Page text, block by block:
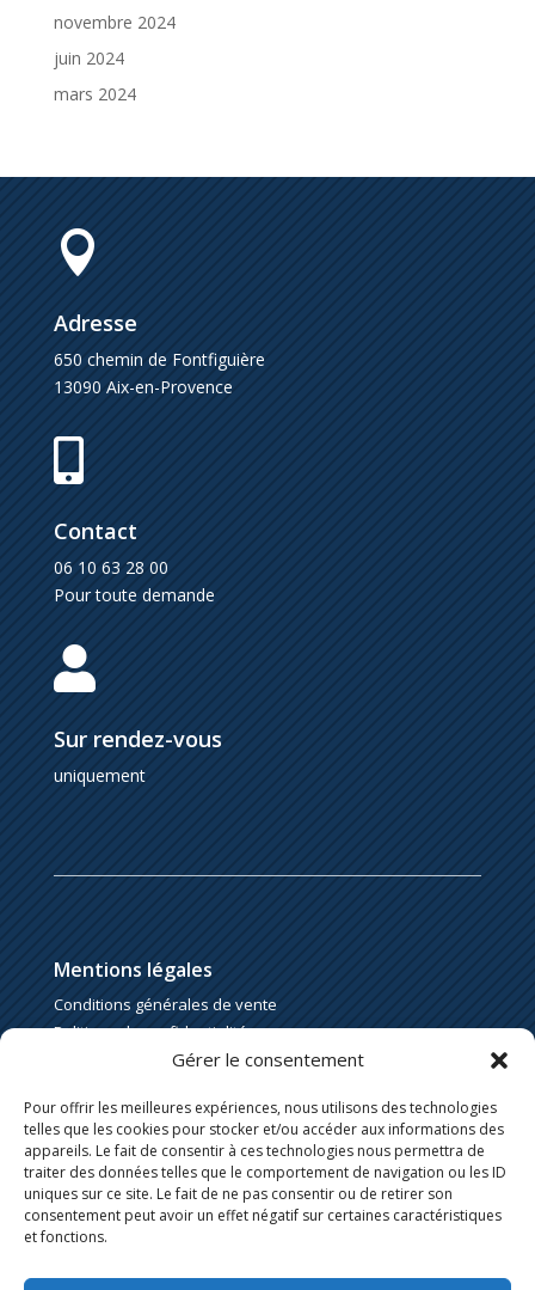
Gérer le consentement
Pour offrir les meilleures expériences, nous utilisons des technologies
telles que les cookies pour stocker et/ou accéder aux informations des
appareils. Le fait de consentir à ces technologies nous permettra de
traiter des données telles que le comportement de navigation ou les ID
uniques sur ce site. Le fait de ne pas consentir ou de retirer son
consentement peut avoir un effet négatif sur certaines caractéristiques
et fonctions.
novembre 2024
juin 2024
mars 2024

Adresse
650 chemin de Fontfiguière
13090 Aix-en-Provence

Contact
06 10 63 28 00
Pour toute demande

Sur rendez-vous
uniquement
Mentions légales
Conditions générales de vente
Politique de confidentialité
Politique de cookies